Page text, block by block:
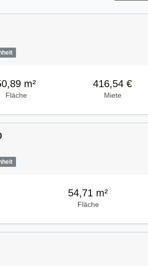
m²
Fläche
416,54 €
Miete
54,71 m²
Fläche